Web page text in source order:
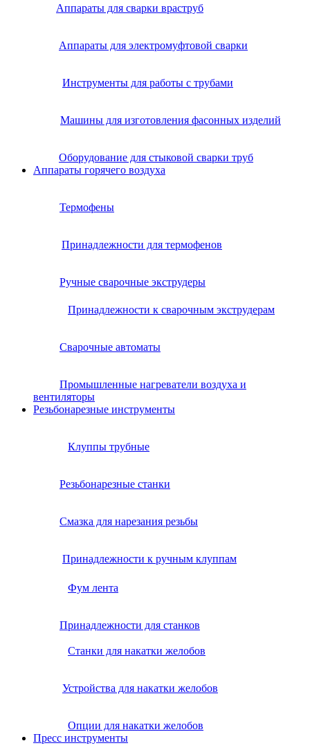
Аппараты для сварки враструб
Аппараты для электромуфтовой сварки
Инструменты для работы с трубами
Машины для изготовления фасонных изделий
Оборудование для стыковой сварки труб
Аппараты горячего воздуха
Термофены
Принадлежности для термофенов
Ручные сварочные экструдеры
Принадлежности к сварочным экструдерам
Сварочные автоматы
Промышленные нагреватели воздуха и
вентиляторы
Резьбонарезные инструменты
Клуппы трубные
Резьбонарезные станки
Смазка для нарезания резьбы
Принадлежности к ручным клуппам
Фум лента
Принадлежности для станков
Станки для накатки желобов
Устройства для накатки желобов
Опции для накатки желобов
Пресс инструменты